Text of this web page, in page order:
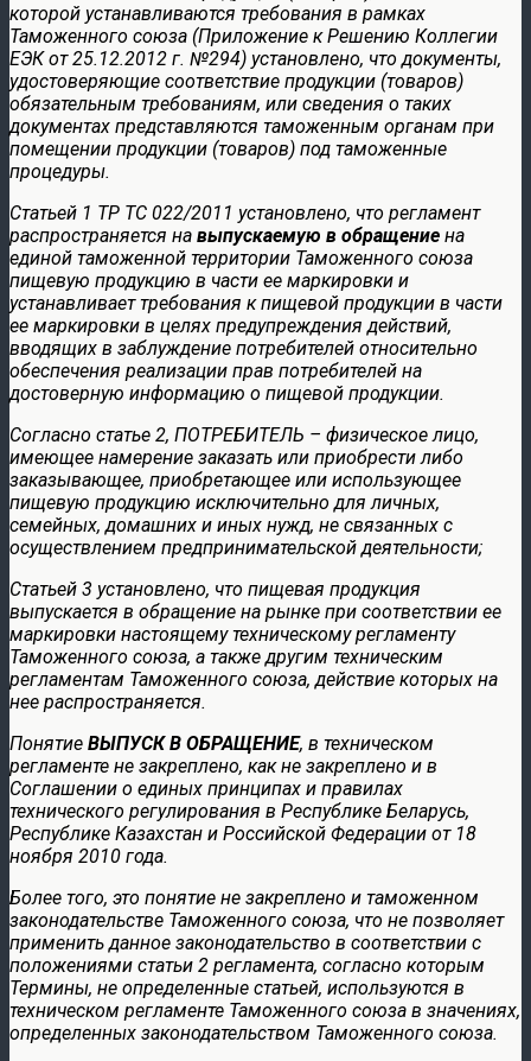
которой устанавливаются требования в рамках
Таможенного союза (Приложение к Решению Коллегии
ЕЭК от 25.12.2012 г. №294) установлено, что документы,
удостоверяющие соответствие продукции (товаров)
обязательным требованиям, или сведения о таких
документах представляются таможенным органам при
помещении продукции (товаров) под таможенные
процедуры.
Статьей 1 ТР ТС 022/2011 установлено, что регламент
распространяется на выпускаемую в обращение на
единой таможенной территории Таможенного союза
пищевую продукцию в части ее маркировки и
устанавливает требования к пищевой продукции в части
ее маркировки в целях предупреждения действий,
вводящих в заблуждение потребителей относительно
обеспечения реализации прав потребителей на
достоверную информацию о пищевой продукции.
Согласно статье 2, ПОТРЕБИТЕЛЬ – физическое лицо,
имеющее намерение заказать или приобрести либо
заказывающее, приобретающее или использующее
пищевую продукцию исключительно для личных,
семейных, домашних и иных нужд, не связанных с
осуществлением предпринимательской деятельности;
Статьей 3 установлено, что пищевая продукция
выпускается в обращение на рынке при соответствии ее
маркировки настоящему техническому регламенту
Таможенного союза, а также другим техническим
регламентам Таможенного союза, действие которых на
нее распространяется.
Понятие ВЫПУСК В ОБРАЩЕНИЕ, в техническом
регламенте не закреплено, как не закреплено и в
Соглашении о единых принципах и правилах
технического регулирования в Республике Беларусь,
Республике Казахстан и Российской Федерации от 18
ноября 2010 года.
Более того, это понятие не закреплено и таможенном
законодательстве Таможенного союза, что не позволяет
применить данное законодательство в соответствии с
положениями статьи 2 регламента, согласно которым
Термины, не определенные статьей, используются в
техническом регламенте Таможенного союза в значениях,
определенных законодательством Таможенного союза.